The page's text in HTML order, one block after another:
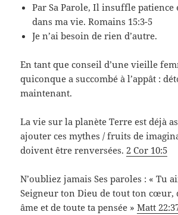
Par Sa Parole, Il insuffle
dans ma vie. Romains 15:3-5
Je n’ai besoin de rien d’autre.
En tant que conseil d’une vieille
quiconque a succombé à l’appât :
maintenant.
La vie sur la planète Terre est déjà
ajouter ces mythes / fruits de
doivent être renversées.2 Cor 10:5
N’oubliez jamais Ses paroles : « Tu
Seigneur ton Dieu de tout ton cœur,
âme et de toute ta pensée »Matt